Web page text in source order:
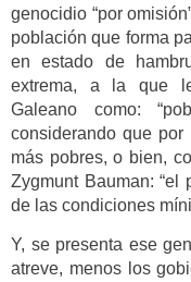
genocidio “por
población que forma
en estado de
extrema, a la que
Galeano como:
considerando que
más pobres, o bien,
Zygmunt Bauman: “el
de las condiciones
Y, se presenta ese
atreve, menos los